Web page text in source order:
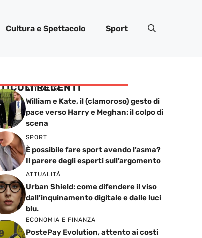
Cultura e Spettacolo Sport
RECENTI
ATTUALITÁ
William e Kate, il (clamoroso) gesto di
pace verso Harry e Meghan: il colpo di
scena
SPORT
È possibile fare sport avendo l’asma?
Il parere degli esperti sull’argomento
ATTUALITÁ
Urban Shield: come difendere il viso
dall’inquinamento digitale e dalle luci
blu.
ECONOMIA E FINANZA
PostePay Evolution, attento ai costi